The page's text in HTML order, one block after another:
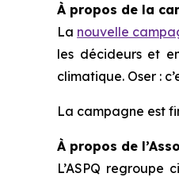
À propos de la
La nouvelle
les décideurs et
climatique. Oser :
La campagne est
À propos de
L’ASPQ